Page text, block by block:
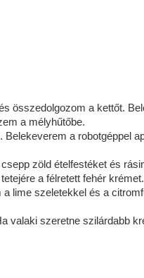
összedolgozom a kettőt.
a mélyhűtőbe.
a robotgéppel
zöld ételfestéket és
a félretett fehér krémet.
lime szeletekkel és a
valaki szeretne szilárdabb